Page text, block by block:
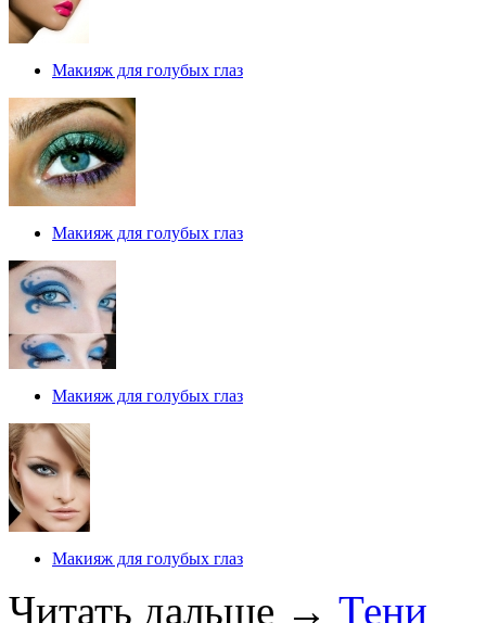
Макияж для голубых глаз
Макияж для голубых глаз
Макияж для голубых глаз
Макияж для голубых глаз
Читать дальше → Тени